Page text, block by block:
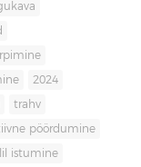
2024
trahv
pöördumine
istumine